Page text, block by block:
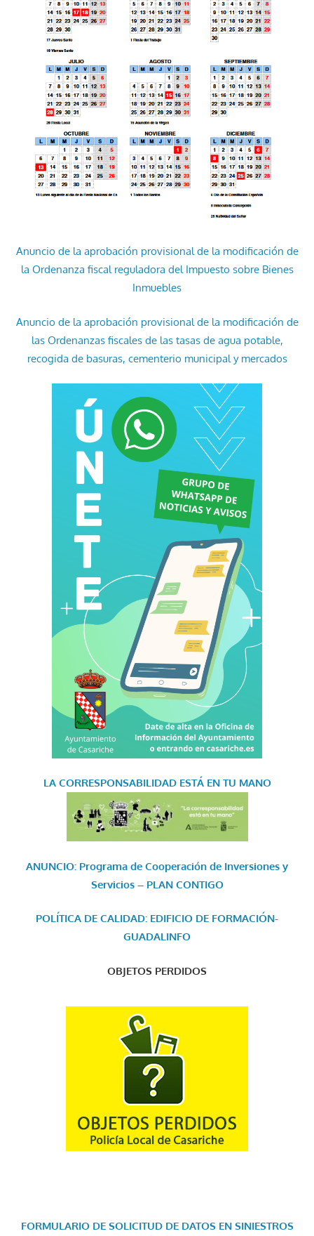
Anuncio de la aprobación provisional de la modificación de
la Ordenanza fiscal reguladora del Impuesto sobre Bienes
Inmuebles
Anuncio de la aprobación provisional de la modificación de
las Ordenanzas fiscales de las tasas de agua potable,
recogida de basuras, cementerio municipal y mercados
LA CORRESPONSABILIDAD ESTÁ EN TU MANO
ANUNCIO: Programa de Cooperación de Inversiones y
Servicios – PLAN CONTIGO
POLÍTICA DE CALIDAD: EDIFICIO DE FORMACIÓN-
GUADALINFO
OBJETOS PERDIDOS
FORMULARIO DE SOLICITUD DE DATOS EN SINIESTROS